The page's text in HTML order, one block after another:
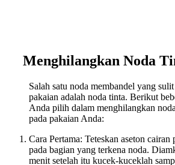
Menghilangkan Noda
Salah satu noda membandel yang
pakaian adalah noda tinta. Berikut
Anda pilih dalam menghilangkan
pada pakaian Anda:
Cara Pertama: Teteskan aseton cairan
pada bagian yang terkena noda.
menit setelah itu kucek-kuceklah